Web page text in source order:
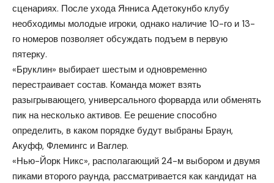
сценариях. После ухода Янниса Адетокунбо клубу
необходимы молодые игроки, однако наличие 10-го и 13-
го номеров позволяет обсуждать подъем в первую
пятерку.
«Бруклин» выбирает шестым и одновременно
перестраивает состав. Команда может взять
разыгрывающего, универсального форварда или обменять
пик на несколько активов. Ее решение способно
определить, в каком порядке будут выбраны Браун,
Акуфф, Флемингс и Ваглер.
«Нью-Йорк Никс», располагающий 24-м выбором и двумя
пиками второго раунда, рассматривается как кандидат на